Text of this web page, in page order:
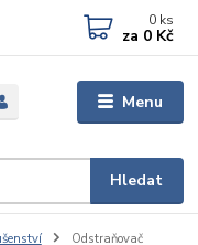
Menu
Hledat
0 ks
za 0 Kč
Odstraňovač